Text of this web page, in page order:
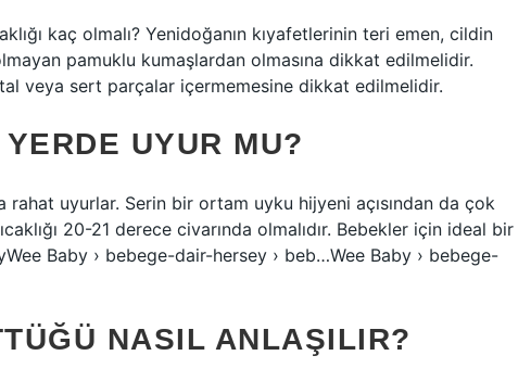
kaç olmalı? Yenidoğanın kıyafetlerinin teri emen, cildin
pamuklu kumaşlardan olmasına dikkat edilmelidir.
veya sert parçalar içermemesine dikkat edilmelidir.
UYUR MU?
uyurlar. Serin bir ortam uyku hijyeni açısından da çok
20-21 derece civarında olmalıdır. Bebekler için ideal bir
Baby › bebege-dair-hersey › beb…Wee Baby › bebege-
NASIL ANLAŞILIR?